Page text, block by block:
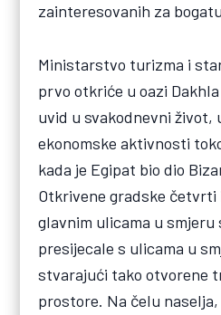
zainteresovanih za
Ministarstvo turizma i
prvo otkriće u oazi
uvid u svakodnevni život,
ekonomske aktivnosti
kada je Egipat bio dio
Otkrivene gradske četvrti
glavnim ulicama u smjeru
presijecale s ulicama u
stvarajući tako otvorene
prostore. Na čelu naselja,